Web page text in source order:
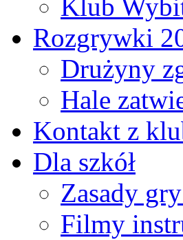
Klub
Rozgrywki
Drużyny
Hale
Kontakt z
Dla szkół
Zasady
Filmy